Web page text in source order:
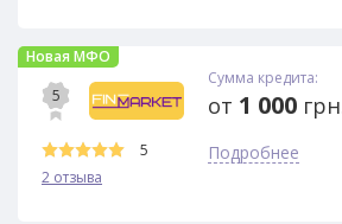
Новая МФО
5
5
2 отзыва
Сумма кредита:
от 1 000
Подробнее